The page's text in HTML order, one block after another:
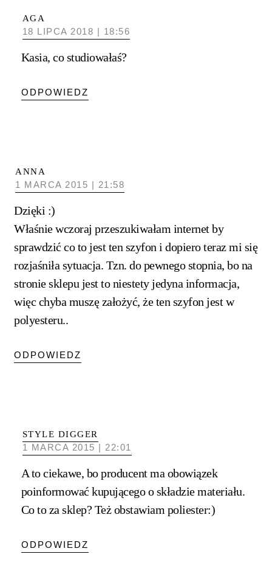
AGA
18 LIPCA 2018 | 18:56
Kasia, co studiowałaś?
ODPOWIEDZ
ANNA
1 MARCA 2015 | 21:58
Dzięki :)
Właśnie wczoraj przeszukiwałam internet by
sprawdzić co to jest ten szyfon i dopiero teraz mi się
rozjaśniła sytuacja. Tzn. do pewnego stopnia, bo na
stronie sklepu jest to niestety jedyna informacja,
więc chyba muszę założyć, że ten szyfon jest w
polyesteru..
ODPOWIEDZ
STYLE DIGGER
1 MARCA 2015 | 22:01
A to ciekawe, bo producent ma obowiązek
poinformować kupującego o składzie materiału.
Co to za sklep? Też obstawiam poliester:)
ODPOWIEDZ